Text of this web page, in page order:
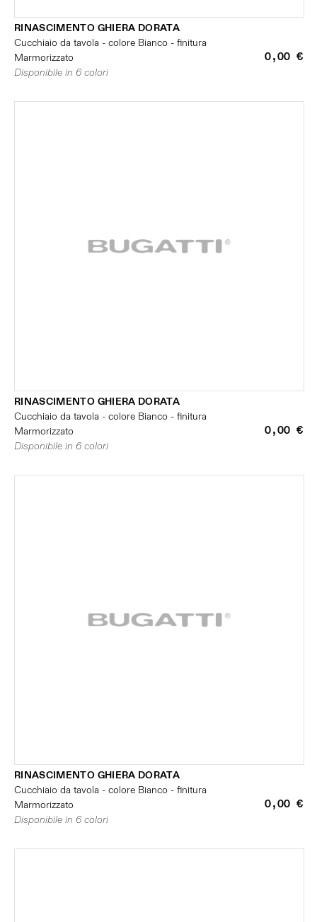
RINASCIMENTO GHIERA DORATA
Cucchiaio da tavola - colore Bianco - finitura
Marmorizzato
0,00 €
Disponibile in 6 colori
RINASCIMENTO GHIERA DORATA
Cucchiaio da tavola - colore Bianco - finitura
Marmorizzato
0,00 €
Disponibile in 6 colori
RINASCIMENTO GHIERA DORATA
Cucchiaio da tavola - colore Bianco - finitura
Marmorizzato
0,00 €
Disponibile in 6 colori